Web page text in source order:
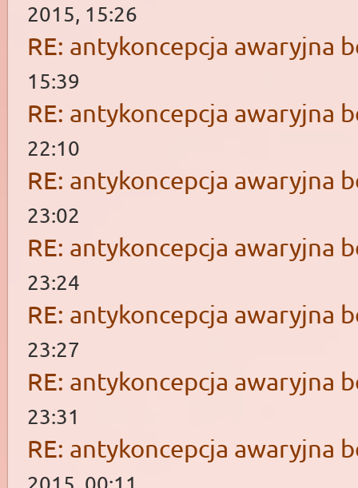
2015, 15:26
RE: antykoncepcja awaryjna
15:39
RE: antykoncepcja awaryjna
22:10
RE: antykoncepcja awaryjna
23:02
RE: antykoncepcja awaryjna
23:24
RE: antykoncepcja awaryjna
23:27
RE: antykoncepcja awaryjna
23:31
RE: antykoncepcja awaryjna